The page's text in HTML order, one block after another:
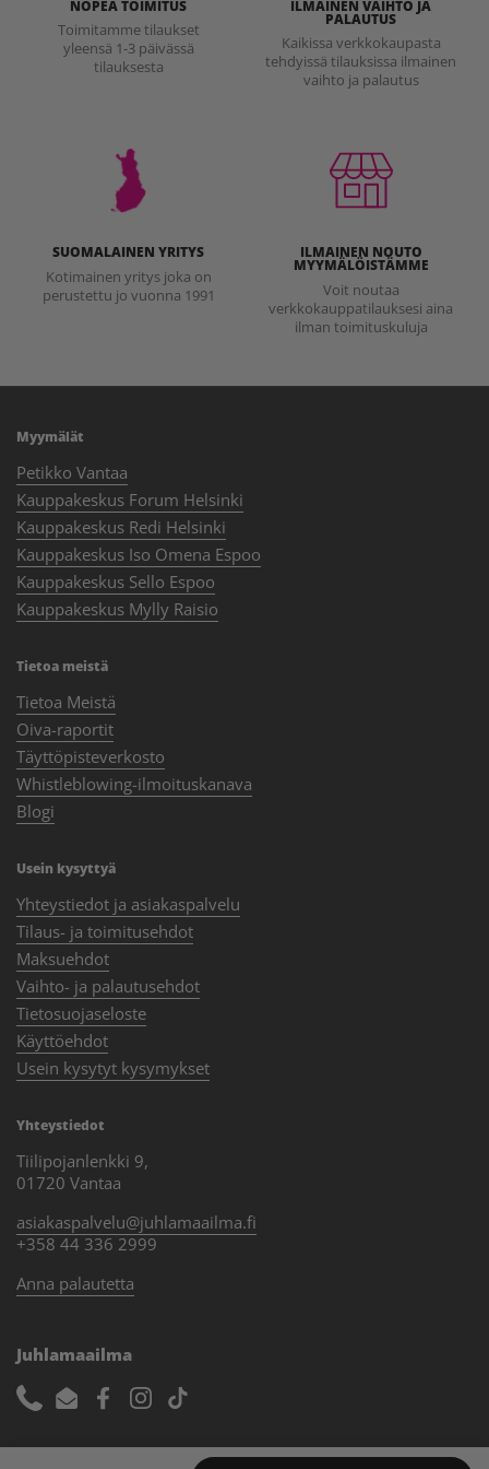
NOPEA TOIMITUS
Toimitamme tilaukset
yleensä 1-3 päivässä
tilauksesta
ILMAINEN VAIHTO JA
PALAUTUS
Kaikissa verkkokaupasta
tehdyissä tilauksissa ilmainen
vaihto ja palautus
SUOMALAINEN YRITYS
Kotimainen yritys joka on
perustettu jo vuonna 1991
ILMAINEN NOUTO
MYYMÄLÖISTÄMME
Voit noutaa
verkkokauppatilauksesi aina
ilman toimituskuluja
Myymälät
Petikko Vantaa
Kauppakeskus Forum Helsinki
Kauppakeskus Redi Helsinki
Kauppakeskus Iso Omena Espoo
Kauppakeskus Sello Espoo
Kauppakeskus Mylly Raisio
Tietoa meistä
Tietoa Meistä
Oiva-raportit
Täyttöpisteverkosto
Whistleblowing-ilmoituskanava
Blogi
Usein kysyttyä
Yhteystiedot ja asiakaspalvelu
Tilaus- ja toimitusehdot
Maksuehdot
Vaihto- ja palautusehdot
Tietosuojaseloste
Käyttöehdot
Usein kysytyt kysymykset
Yhteystiedot
Tiilipojanlenkki 9,
01720 Vantaa
asiakaspalvelu@juhlamaailma.fi
+358 44 336 2999
Anna palautetta
Juhlamaailma
PhoneEmailFacebook
Instagram
TikTok